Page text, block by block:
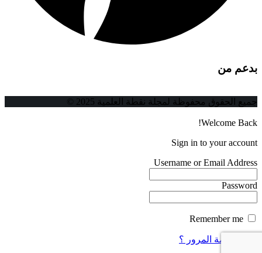
بدعم من
جميع الحقوق محفوظة لمجلة نقطة العلمية 2025 ©
Welcome Back!
Sign in to your account
Username or Email Address
Password
فقدت كلمة المرور ؟